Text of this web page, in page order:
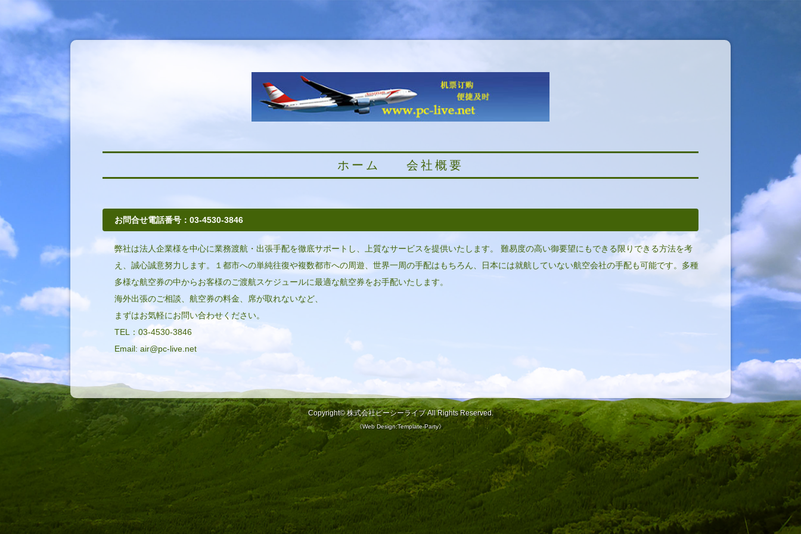
ホーム 会社概要
お問合せ電話番号：03-4530-3846
弊社は法人企業様を中心に業務渡航・出張手配を徹底サポートし、上質なサービスを提供いたします。 難易度の高い御要望にもできる限りできる方法を考
え、誠心誠意努力します。１都市への単純往復や複数都市への周遊、世界一周の手配はもちろん、日本には就航していない航空会社の手配も可能です。多種
多様な航空券の中からお客様のご渡航スケジュールに最適な航空券をお手配いたします。
海外出張のご相談、航空券の料金、席が取れないなど、
まずはお気軽にお問い合わせください。
TEL：03-4530-3846
Email: air@pc-live.net
Copyright© 株式会社ピーシーライブAll Rights Reserved.
《Web Design:Template-Party》